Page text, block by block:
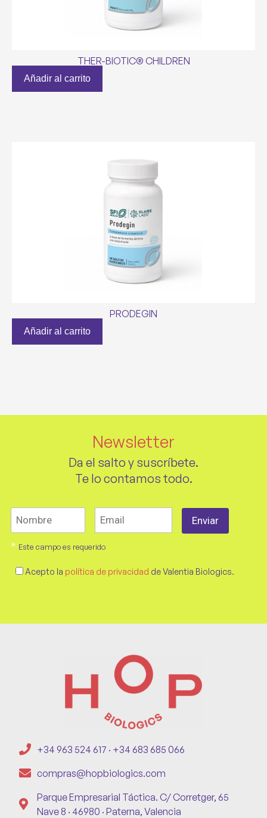
THER-BIOTIC® CHILDREN
Añadir al carrito
PRODEGIN
Añadir al carrito
Newsletter
Da el salto y suscríbete.
Te lo contamos todo.
* Este campo es requerido
Acepto la política de privacidad de Valentia Biologics.
+34 963 524 617 · +34 683 685 066
compras@hopbiologics.com
Parque Empresarial Táctica. C/ Corretger, 65
Nave 8 · 46980 · Paterna, Valencia